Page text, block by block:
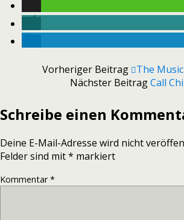
Vorheriger Beitrag
The
Nächster BeitragCall
Schreibe einen
Deine E-Mail-Adresse wird nicht
Felder sind mit* markiert
Kommentar*